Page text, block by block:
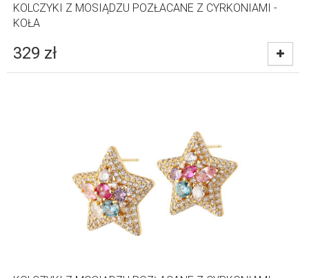
KOLCZYKI Z MOSIĄDZU POZŁACANE Z CYRKONIAMI -
KOŁA
329 zł